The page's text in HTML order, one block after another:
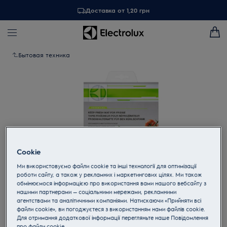
Доставка от 1,20 грн
Бытовая техника
Tap to zoom
Cookie
Ми використовуємо файли cookie та інші технології для оптимізації
роботи сайту, а також у рекламних і маркетингових цілях. Ми також
обмінюємося інформацією про використання вами нашого вебсайту з
нашими партнерами — соціальними мережами, рекламними
агентствами та аналітичними компаніями. Натискаючи «Прийняти всі
файли cookie», ви погоджуєтеся з використанням нами файлів cookie.
Для отримання додаткової інформації перегляньте наше Пoвідомлення